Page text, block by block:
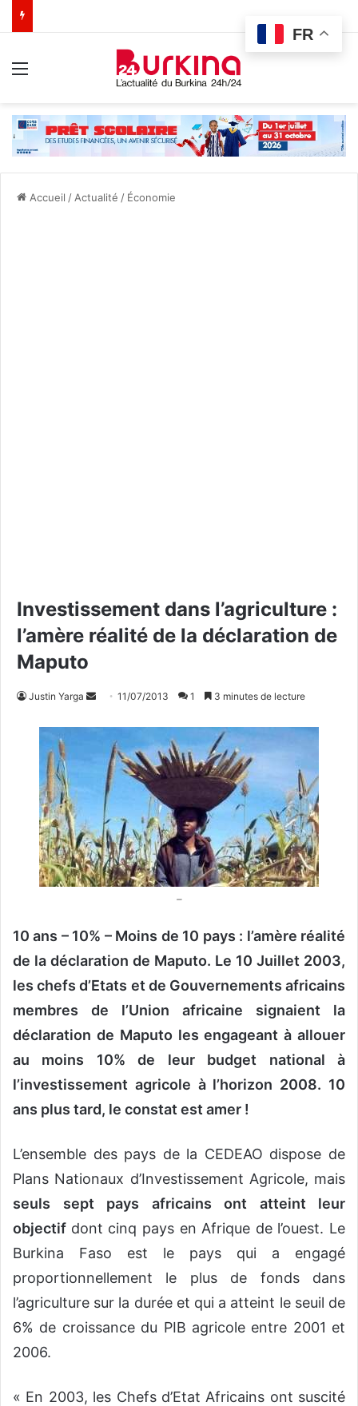
Accueil / Actualité / Économie
Investissement dans l’agriculture :
l’amère réalité de la déclaration de
Maputo
Justin Yarga
u
n
c
o
r
i
e
l
11/07/2013 1 3 minutes de lecture
–
10 ans – 10% – Moins de 10 pays : l’amère réalité
de la déclaration de Maputo. Le 10 Juillet 2003,
les chefs d’Etats et de Gouvernements africains
membres de l’Union africaine signaient la
déclaration de Maputo les engageant à allouer
au moins 10% de leur budget national à
l’investissement agricole à l’horizon 2008. 10
ans plus tard, le constat est amer !
L’ensemble des pays de la CEDEAO dispose de
Plans Nationaux d’Investissement Agricole, mais
seuls sept pays africains ont atteint leur
objectif dont cinq pays en Afrique de l’ouest. Le
Burkina Faso est le pays qui a engagé
proportionnellement le plus de fonds dans
l’agriculture sur la durée et qui a atteint le seuil de
6% de croissance du PIB agricole entre 2001 et
2006.
« En 2003, les Chefs d’Etat Africains ont suscité
FR